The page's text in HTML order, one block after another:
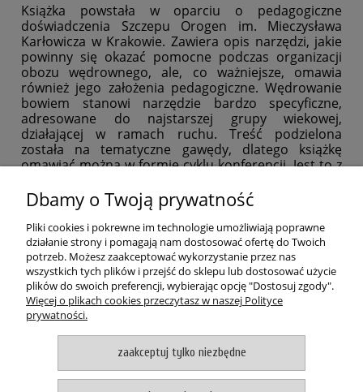
Książka powstała w oparciu o pedagogiczne
doświadczenia Szczepu Orogen im. Mieczysława
Karłowicza w Krakowie. Zawiera opis narzędzi, jakie
powinny się okazać pomocne podczas organizacji
obozu wędrownego, ale, co ważniejsze, omawia
również jego założenia pedagogiczne. Wędrowanie
bowiem stanowi narzędzie bardzo specyficzne,
adresowane do najstarszej grupy wiekowej,
działającej w ramach ruchu. Treść podzielona
została na tematyczne gawędy, dlatego książkę
omawiać można w formie cyklu konferencji. Jest to z
wędrowniczy i towarzyszące mu aktywności wydają
się jednym z tych obszarów metodycznych, które nie
zostały jeszcze do końca rozpoznane.
autor: Jarosław Balon i Artur Mida
ilość stron: 64
oprawa: miękka
ISBN: 978-83-60560-98-3
POMOC
MOJE KONTO
Dbamy o Twoją prywatność
Pliki cookies i pokrewne im technologie umożliwiają poprawne
działanie strony i pomagają nam dostosować ofertę do Twoich
potrzeb. Możesz zaakceptować wykorzystanie przez nas
wszystkich tych plików i przejść do sklepu lub dostosować użycie
plików do swoich preferencji, wybierając opcję "Dostosuj zgody".
Więcej o plikach cookies przeczytasz w naszej Polityce
prywatności.
zaakceptuj tylko niezbędne